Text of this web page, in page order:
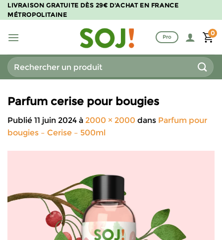
Passer
au
LIVRAISON GRATUITE DÈS 29€ D'ACHAT EN FRANCE
MÉTROPOLITAINE
Pro
0
Recherche
pour :
Parfum cerise pour bougies
Publié 11 juin 2024 à 2000 × 2000 dans Parfum pour
bougies – Cerise – 500ml